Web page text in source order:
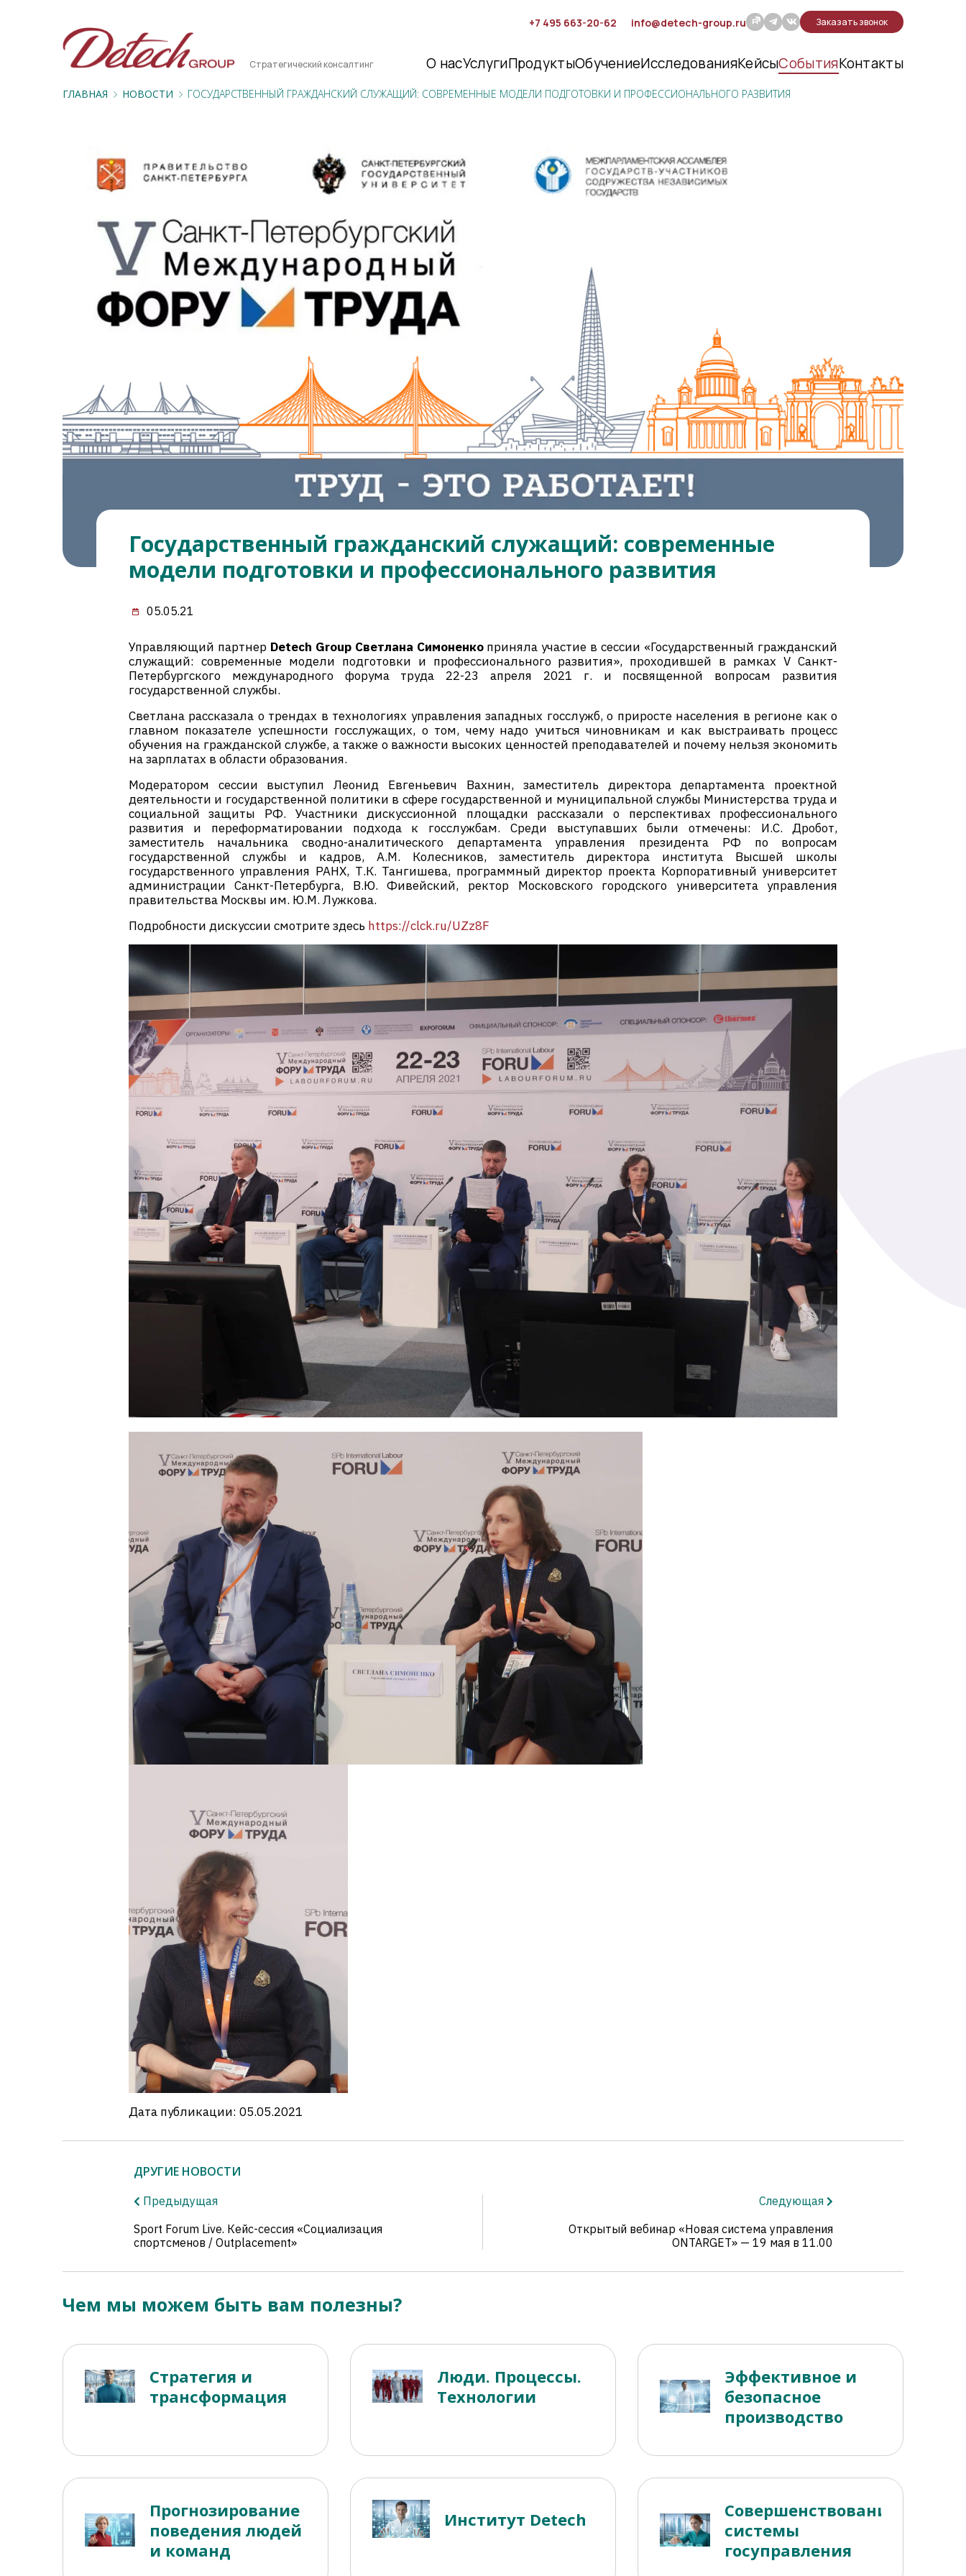
Стратегический консалтинг
+7 495 663-20-62 info@detech-group.ru Заказать звонок
О насУслугиПродуктыОбучениеИсследованияКейсыСобытияКонтакты
ГЛАВНАЯ НОВОСТИ ГОСУДАРСТВЕННЫЙ ГРАЖДАНСКИЙ СЛУЖАЩИЙ: СОВРЕМЕННЫЕ МОДЕЛИ ПОДГОТОВКИ И ПРОФЕССИОНАЛЬНОГО РАЗВИТИЯ
Государственный гражданский служащий: современные
модели подготовки и профессионального развития
05.05.21
Управляющий партнер Detech Group Светлана Симоненкоприняла участие в сессии «Государственный гражданский
служащий: современные модели подготовки и профессионального развития», проходившей в рамках V Санкт-
Петербургского международного форума труда 22-23 апреля 2021 г. и посвященной вопросам развития
государственной службы.
Светлана рассказала о трендах в технологиях управления западных госслужб, о приросте населения в регионе как о
главном показателе успешности госслужащих, о том, чему надо учиться чиновникам и как выстраивать процесс
обучения на гражданской службе, а также о важности высоких ценностей преподавателей и почему нельзя экономить
на зарплатах в области образования.
Модератором сессии выступил Леонид Евгеньевич Вахнин, заместитель директора департамента проектной
деятельности и государственной политики в сфере государственной и муниципальной службы Министерства труда и
социальной защиты РФ. Участники дискуссионной площадки рассказали о перспективах профессионального
развития и переформатировании подхода к госслужбам. Среди выступавших были отмечены: И.С. Дробот,
заместитель начальника сводно-аналитического департамента управления президента РФ по вопросам
государственной службы и кадров, А.М. Колесников, заместитель директора института Высшей школы
государственного управления РАНХ, Т.К. Тангишева, программный директор проекта Корпоративный университет
администрации Санкт-Петербурга, В.Ю. Фивейский, ректор Московского городского университета управления
правительства Москвы им. Ю.М. Лужкова.
Подробности дискуссии смотрите здесь https://clck.ru/UZz8F
Дата публикации: 05.05.2021
ДРУГИЕ НОВОСТИ
Предыдущая
Sport Forum Live. Кейс-сессия «Социализация
спортсменов / Outplacement»
Следующая
Открытый вебинар «Новая система управления
ONTARGET» — 19 мая в 11.00
Чем мы можем быть вам полезны?
Стратегия и
трансформация
Люди. Процессы.
Технологии
Эффективное и
безопасное
производство
Прогнозирование
поведения людей
и команд
Институт Detech
Совершенствование
системы
госуправления